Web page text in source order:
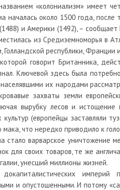
«колониализм» имеет
началась около 1500 года,
и Америки (1492), – сообщает
из Средиземноморья в
Голландской республики, Франции
говорит Британника,
Ключевой здесь была
их народами
захваты земли
вырубку лесов и истощение
(европейцы заставляли
что нередко приводило к
стало варварское уничтожение
для своих товаров, те же
унесший миллионы жизней.
империй
и опустошенными. И потому